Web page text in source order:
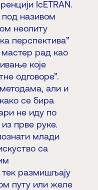
IcETRAN.
називом
неолиту
перспектива”
мастер рад као
које
одговоре”.
али и
се бира
не иду по
прве руке.
млади
са
размишљају
путу или желе